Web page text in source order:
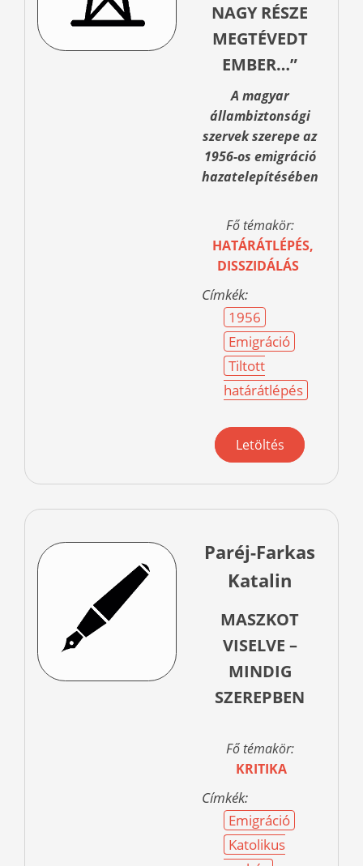
NAGY RÉSZE
MEGTÉVEDT
EMBER…”
A magyar
állambiztonsági
szervek szerepe az
1956-os emigráció
hazatelepítésében
Fő témakör:
HATÁRÁTLÉPÉS,
DISSZIDÁLÁS
Címkék:
1956
Emigráció
Tiltott
határátlépés
Letöltés
Paréj-Farkas
Katalin
MASZKOT
VISELVE –
MINDIG
SZEREPBEN
Fő témakör:
KRITIKA
Címkék:
Emigráció
Katolikus